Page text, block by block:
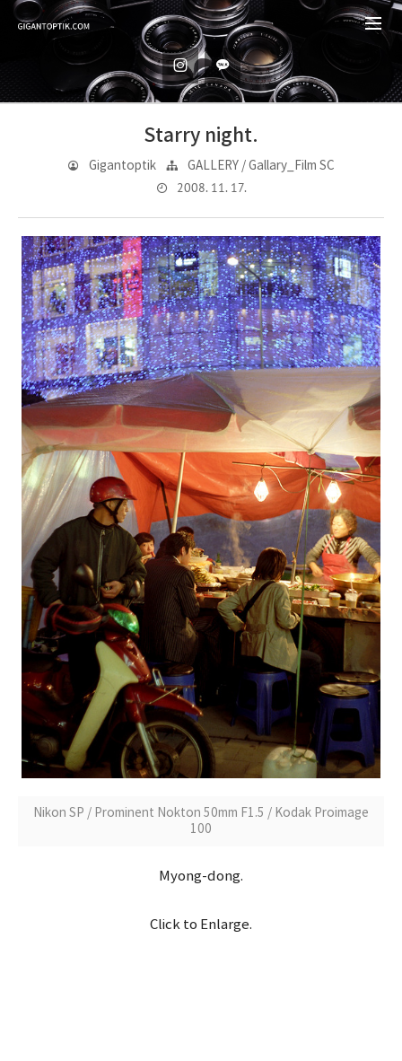
Starry night.
Gigantoptik GALLERY / Gallary_Film SC
2008. 11. 17.
Nikon SP / Prominent Nokton 50mm F1.5 / Kodak Proimage
100
Myong-dong.
Click to Enlarge.